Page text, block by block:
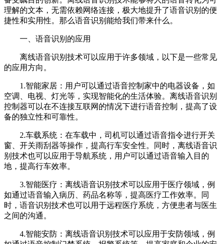
理解的文本，无需依赖网络连接，极大地提升了语音识别的便
捷性和实用性。那么语音识别能给我们带来什么。
一、语音识别的应用
离线语音识别技术可以应用于许多领域，以下是一些常见
的应用方向。
1.智能家居：用户可以通过语音控制家中的电器设备，如
空调、电视、灯光等，实现智能化的生活体验。离线语音识别
控制器可以在不连接互联网的情况下进行语音控制，提高了设
备的独立性和可靠性。
2.车载系统：在车载中，司机可以通过语音指令进行开关
窗、开关雨刮器等操作，提高行车安全性。同时，离线语音识
别技术也可以应用于导航系统，用户可以通过语音输入目的
地，提高行车效率。
3.智能医疗：离线语音识别技术可以应用于医疗领域，例
如通过语音输入病历、药品名称等，提高医疗工作效率。同
时，语音识别技术也可以用于远程医疗系统，方便患者与医生
之间的沟通。
4.智能安防：离线语音识别技术可以应用于安防领域，例